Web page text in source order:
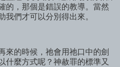
的，那個是錯誤的教導。當然
我們才可以分別得出來。
來的時候，祂會用祂口中的劍
什麼方式呢？神赦罪的標準又